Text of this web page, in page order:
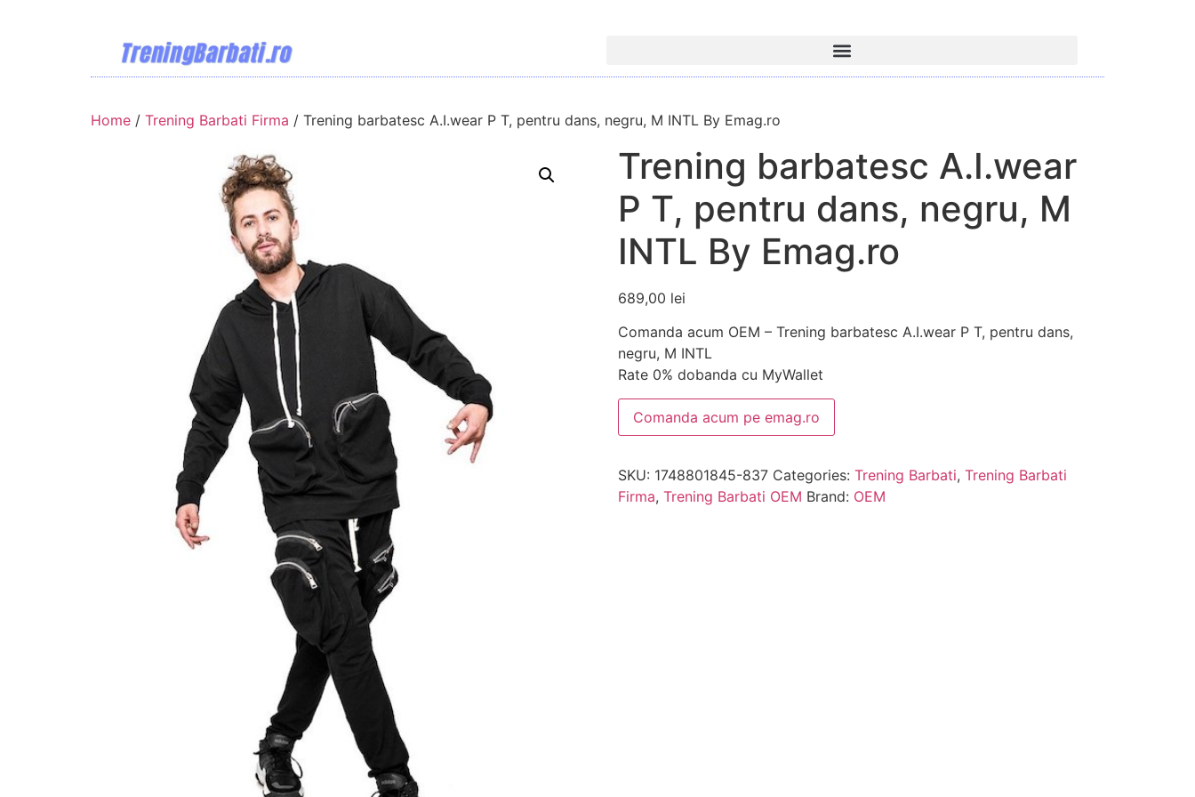
Home / Trening Barbati Firma / Trening barbatesc A.I.wear P T, pentru dans, negru, M INTL By Emag.ro
Trening barbatesc A.I.wear
P T, pentru dans, negru, M
INTL By Emag.ro
689,00 lei
Comanda acum OEM – Trening barbatesc A.I.wear P T, pentru dans,
negru, M INTL
Rate 0% dobanda cu MyWallet
Comanda acum pe emag.ro
SKU: 1748801845-837 Categories: Trening Barbati, Trening Barbati
Firma, Trening Barbati OEM Brand: OEM